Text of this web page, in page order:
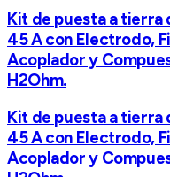
Kit de puesta a tierra
45 A con Electrodo,
Acoplador y
H2Ohm.
Kit de puesta a tierra
45 A con Electrodo,
Acoplador y